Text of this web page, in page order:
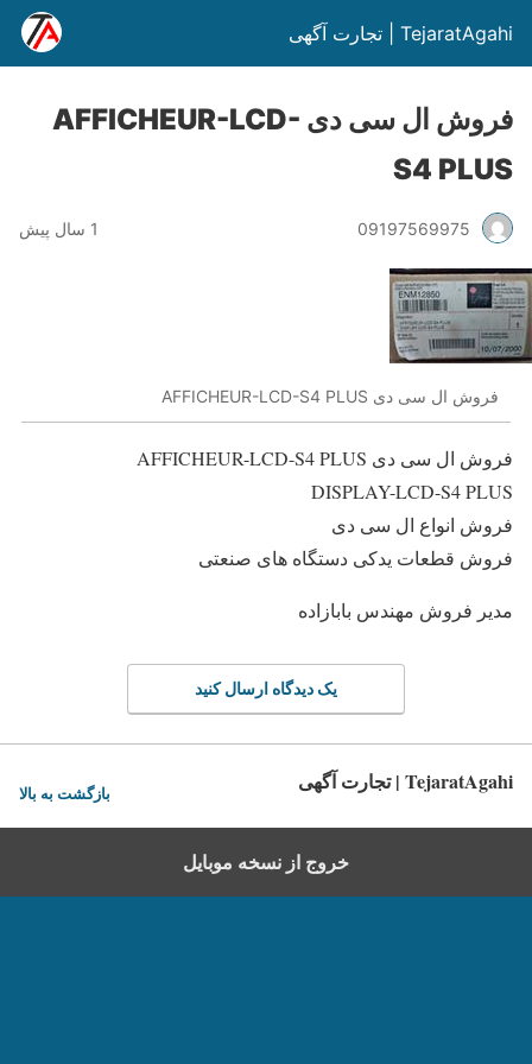
TejaratAgahi | تجارت آگهی
فروش ال سی دی AFFICHEUR-LCD-
S4 PLUS
09197569975 1 سال پیش
فروش ال سی دی AFFICHEUR-LCD-S4 PLUS
فروش ال سی دی AFFICHEUR-LCD-S4 PLUS
DISPLAY-LCD-S4 PLUS
فروش انواع ال سی دی
فروش قطعات یدکی دستگاه های صنعتی
مدیر فروش مهندس بابازاده
یک دیدگاه ارسال کنید
TejaratAgahi | تجارت آگهی بازگشت به بالا
خروج از نسخه موبایل